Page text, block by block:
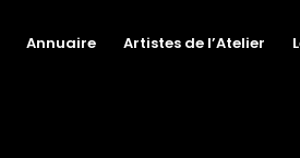
Annuaire Artistes de l’Atelier